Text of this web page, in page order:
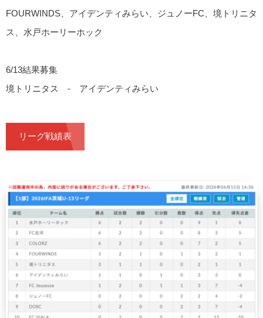
FOURWINDS、アイデンティみらい、ジュノーFC、境トリニタ
ス、水戸ホーリーホック
6/13結果募集
境トリニタス - アイデンティみらい
リーグ戦績表